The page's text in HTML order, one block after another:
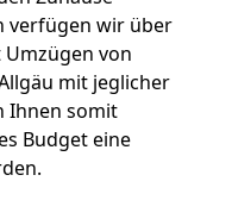
verfügen wir über
von
mit jeglicher
Ihnen somit
Budget eine